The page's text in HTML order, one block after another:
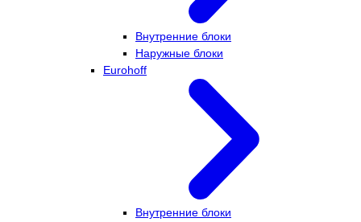
Внутренние блоки
Наружные блоки
Eurohoff
Внутренние блоки